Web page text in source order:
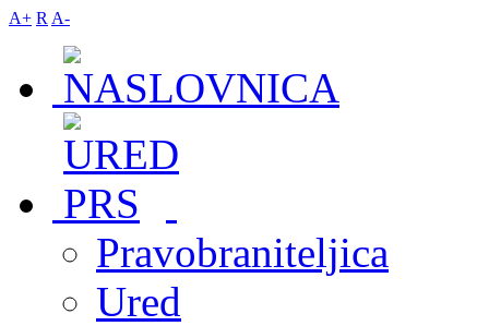
A+ R A-
Pravobraniteljica
Ured